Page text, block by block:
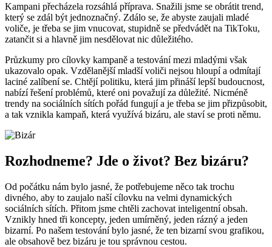
Kampani přecházela rozsáhlá příprava. Snažili jsme se obrátit trend,
který se zdál být jednoznačný. Zdálo se, že abyste zaujali mladé
voliče, je třeba se jim vnucovat, stupidně se předvádět na TikToku,
zatančit si a hlavně jim nesdělovat nic důležitého.
Průzkumy pro cílovky kampaně a testování mezi mladými však
ukazovalo opak. Vzdělanější mladší voliči nejsou hloupí a odmítají
laciné zalíbení se. Chtějí politiku, která jim přináší lepší budoucnost,
nabízí řešení problémů, které oni považují za důležité. Nicméně
trendy na sociálních sítích pořád fungují a je třeba se jim přizpůsobit,
a tak vznikla kampaň, která využívá bizáru, ale staví se proti němu.
Rozhodneme? Jde o život? Bez bizáru?
Od počátku nám bylo jasné, že potřebujeme něco tak trochu
divného, aby to zaujalo naší cílovku na velmi dynamických
sociálních sítích. Přitom jsme chtěli zachovat inteligentní obsah.
Vznikly hned tři koncepty, jeden umírněný, jeden rázný a jeden
bizarní. Po našem testování bylo jasné, že ten bizarní svou grafikou,
ale obsahově bez bizáru je tou správnou cestou.